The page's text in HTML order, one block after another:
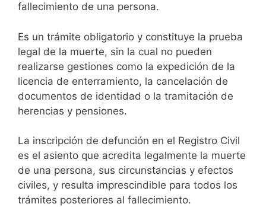
fallecimiento de una persona.
Es un trámite obligatorio y constituye la prueba
legal de la muerte, sin la cual no pueden
realizarse gestiones como la expedición de la
licencia de enterramiento, la cancelación de
documentos de identidad o la tramitación de
herencias y pensiones.
La inscripción de defunción en el Registro Civil
es el asiento que acredita legalmente la muerte
de una persona, sus circunstancias y efectos
civiles, y resulta imprescindible para todos los
trámites posteriores al fallecimiento.